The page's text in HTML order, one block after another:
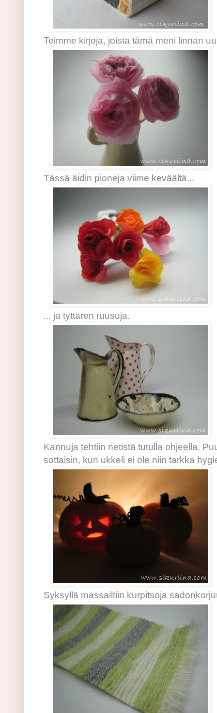
Teimme kirjoja, joista tämä meni linnan
Tässä äidin pioneja viime keväältä...
... ja tyttären ruusuja.
Kannuja tehtiin netistä tutulla ohjeella.
sottaisin, kun ukkeli ei ole niin tarkka
Syksyllä massailtiin kurpitsoja